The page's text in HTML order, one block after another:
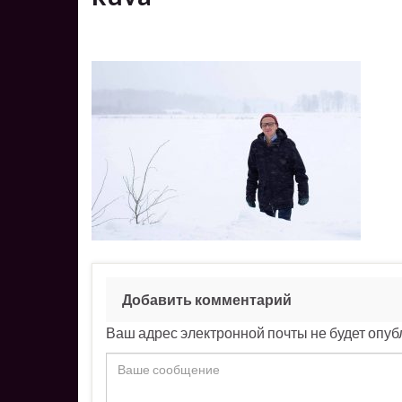
Добавить комментарий
Ваш адрес электронной почты не будет